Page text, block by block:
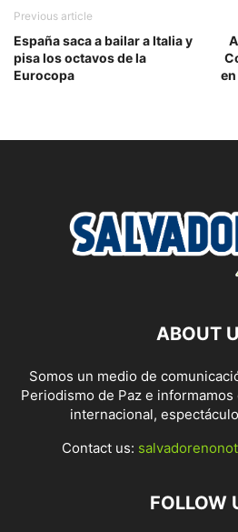
Previous article
España saca a bailar a Italia y
pisa los octavos de la
Eurocopa
ABOUT
Somos un medio de
Periodismo de Paz e
internacional,
Contact us:
FOLLOW